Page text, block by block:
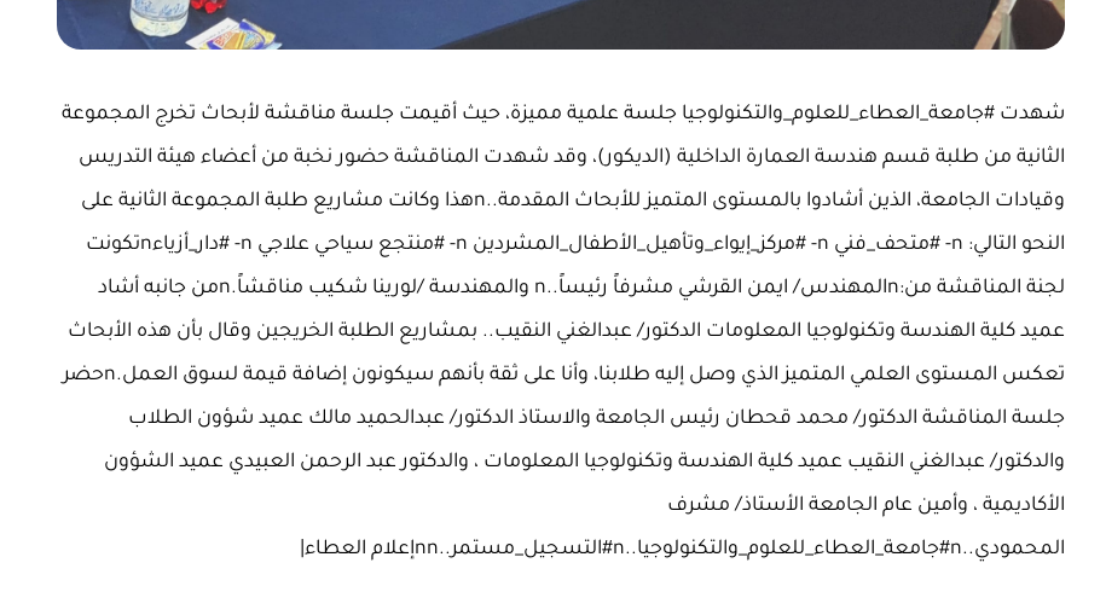
شهدت #جامعة_العطاء_للعلوم_والتكنولوجيا جلسة علمية مميزة، حيث أقيمت جلسة مناقشة لأبحاث تخرج المجموعة
الثانية من طلبة قسم هندسة العمارة الداخلية (الديكور)، وقد شهدت المناقشة حضور نخبة من أعضاء هيئة التدريس
وقيادات الجامعة، الذين أشادوا بالمستوى المتميز للأبحاث المقدمة..nهذا وكانت مشاريع طلبة المجموعة الثانية على
النحو التالي: n- #متحف_فني n- #مركز_إيواء_وتأهيل_الأطفال_المشردين n- #منتجع سياحي علاجي n- #دار_أزياءnتكونت
لجنة المناقشة من:nالمهندس/ ايمن القرشي مشرفاً رئيساً..n والمهندسة /لورينا شكيب مناقشاً.nمن جانبه أشاد
عميد كلية الهندسة وتكنولوجيا المعلومات الدكتور/ عبدالغني النقيب.. بمشاريع الطلبة الخريجين وقال بأن هذه الأبحاث
تعكس المستوى العلمي المتميز الذي وصل إليه طلابنا، وأنا على ثقة بأنهم سيكونون إضافة قيمة لسوق العمل.nحضر
جلسة المناقشة الدكتور/ محمد قحطان رئيس الجامعة والاستاذ الدكتور/ عبدالحميد مالك عميد شؤون الطلاب
والدكتور/ عبدالغني النقيب عميد كلية الهندسة وتكنولوجيا المعلومات ، والدكتور عبد الرحمن العبيدي عميد الشؤون
الأكاديمية ، وأمين عام الجامعة الأستاذ/ مشرف
المحمودي..n#جامعة_العطاء_للعلوم_والتكنولوجيا..n#التسجيل_مستمر..nnإعلام العطاء|